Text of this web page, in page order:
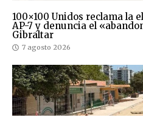
100×100 Unidos reclama la
AP-7 y denuncia el
Gibraltar
7 agosto 2026